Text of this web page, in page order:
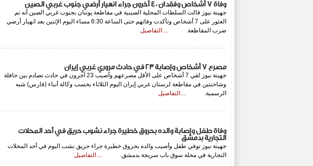
وفاة 7 أشخاص وفقدان 40 آخرون جراء انهيار أرضي جنوب غربي الصين
جهينة نيوز قالت السلطات المحلية الصينية في مقاطعة يوننان بجنوب غربي الصين أنه تم
العثور على 7 أشخاص وتأكدت وفاتهم حتى الساعة 6:30 مساء اليوم الإثنين بعد انهيار أرضي
ضرب المقاطعة. ....التفاصيل
مصرع 7 أشخاص وإصابة 23 في حادث مروري غربي إيران
جهينة نيوز لقي 7 أشخاص على الأقل مصرعهم وأصيب 23 آخرون في حادث تصادم بين حافلة
وشاحنتين في مقاطعة لرستان غربي إيران اليوم الثلاثاء بحسب وكالة أنباء (فارس) شبه
الرسمية. ....التفاصيل
وفاة طفل وإصابة والده بحروق خطيرة جراء نشوب حريق في أحد المحلات
التجارية بدمشق
جهينة نيوز توفي طفل وأصيب والده بحروق خطيرة جراء حريق نشب اليوم في أحد المحلات
التجارية في محلة سوق باب سريجة بدمشق. ....التفاصيل